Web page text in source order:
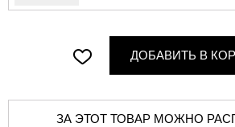
ДОБАВИТЬ В
ЗА ЭТОТ ТОВАР МОЖНО РАСПЛАТИТЬСЯ